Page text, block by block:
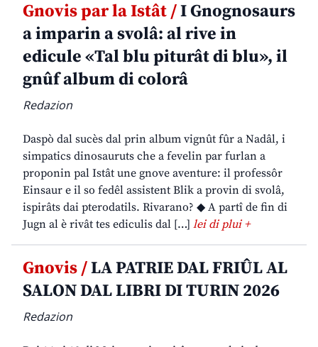
Gnovis par la Istât /I Gnognosaurs
a imparin a svolâ: al rive in
edicule «Tal blu piturât di blu», il
gnûf album di colorâ
Redazion
Daspò dal sucès dal prin album vignût fûr a Nadâl, i
simpatics dinosauruts che a fevelin par furlan a
proponin pal Istât une gnove aventure: il professôr
Einsaur e il so fedêl assistent Blik a provin di svolâ,
ispirâts dai pterodatils. Rivarano? ◆ A partî de fin di
Jugn al è rivât tes ediculis dal […] lei di plui +
Gnovis /LA PATRIE DAL FRIÛL AL
SALON DAL LIBRI DI TURIN 2026
Redazion